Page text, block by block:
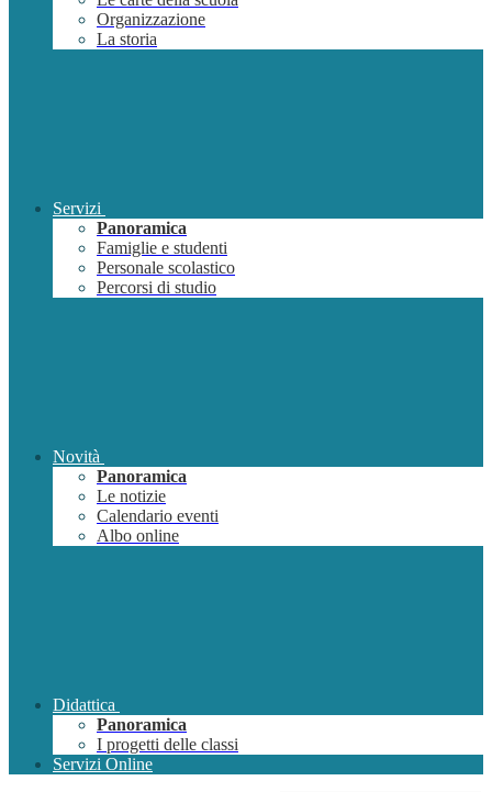
Organizzazione
La storia
Servizi
Panoramica
Famiglie e studenti
Personale scolastico
Percorsi di studio
Novità
Panoramica
Le notizie
Calendario eventi
Albo online
Didattica
Panoramica
I progetti delle classi
Servizi Online